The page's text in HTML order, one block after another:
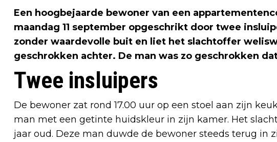
Een hoogbejaarde bewoner van een
maandag 11 september opgeschrikt door twee
zonder waardevolle buit en liet het slachtoffer
geschrokken achter. De man was zo geschrokken
Twee insluipers
De bewoner zat rond 17.00 uur op een stoel aan zijn
man met een getinte huidskleur in zijn kamer. Het
jaar oud. Deze man duwde de bewoner steeds terug in